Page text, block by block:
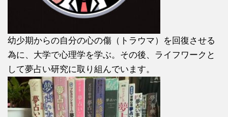
幼少期からの自分の心の傷（トラウマ）を回復させる
為に、大学で心理学を学ぶ。その後、ライフワークと
して夢占い研究に取り組んでいます。